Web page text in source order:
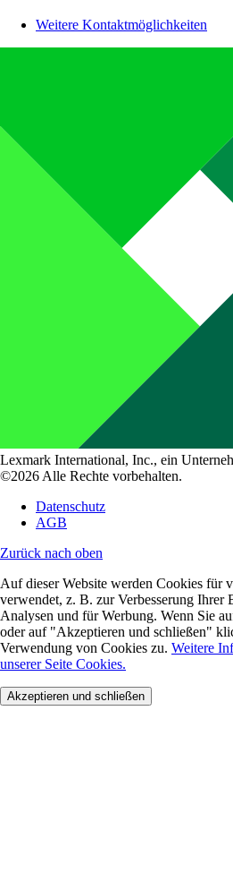
Weitere Kontaktmöglichkeiten
Lexmark International, Inc., ein
©2026 Alle Rechte vorbehalten.
Datenschutz
AGB
Zurück nach oben
Auf dieser Website werden Cookies für
verwendet, z. B. zur Verbesserung Ihrer
Analysen und für Werbung. Wenn Sie
oder auf "Akzeptieren und schließen"
Verwendung von Cookies zu. Weitere
unserer Seite Cookies.
Akzeptieren und schließen